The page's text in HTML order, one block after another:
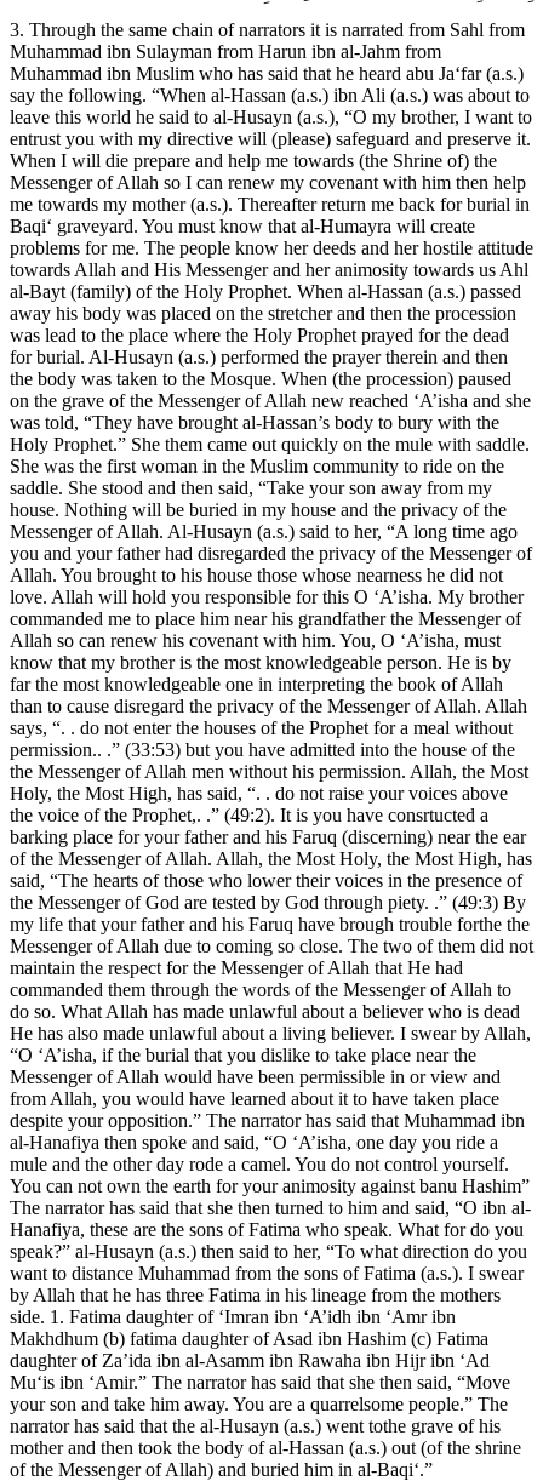
3. Through the same chain of narrators it is narrated from Sahl from
Muhammad ibn Sulayman from Harun ibn al-Jahm from
Muhammad ibn Muslim who has said that he heard abu Ja‘far (a.s.)
say the following. “When al-Hassan (a.s.) ibn Ali (a.s.) was about to
leave this world he said to al-Husayn (a.s.), “O my brother, I want to
entrust you with my directive will (please) safeguard and preserve it.
When I will die prepare and help me towards (the Shrine of) the
Messenger of Allah so I can renew my covenant with him then help
me towards my mother (a.s.). Thereafter return me back for burial in
Baqi‘ graveyard. You must know that al-Humayra will create
problems for me. The people know her deeds and her hostile attitude
towards Allah and His Messenger and her animosity towards us Ahl
al-Bayt (family) of the Holy Prophet. When al-Hassan (a.s.) passed
away his body was placed on the stretcher and then the procession
was lead to the place where the Holy Prophet prayed for the dead
for burial. Al-Husayn (a.s.) performed the prayer therein and then
the body was taken to the Mosque. When (the procession) paused
on the grave of the Messenger of Allah new reached ‘A’isha and she
was told, “They have brought al-Hassan’s body to bury with the
Holy Prophet.” She them came out quickly on the mule with saddle.
She was the first woman in the Muslim community to ride on the
saddle. She stood and then said, “Take your son away from my
house. Nothing will be buried in my house and the privacy of the
Messenger of Allah. Al-Husayn (a.s.) said to her, “A long time ago
you and your father had disregarded the privacy of the Messenger of
Allah. You brought to his house those whose nearness he did not
love. Allah will hold you responsible for this O ‘A’isha. My brother
commanded me to place him near his grandfather the Messenger of
Allah so can renew his covenant with him. You, O ‘A’isha, must
know that my brother is the most knowledgeable person. He is by
far the most knowledgeable one in interpreting the book of Allah
than to cause disregard the privacy of the Messenger of Allah. Allah
says, “. . do not enter the houses of the Prophet for a meal without
permission.. .” (33:53) but you have admitted into the house of the
the Messenger of Allah men without his permission. Allah, the Most
Holy, the Most High, has said, “. . do not raise your voices above
the voice of the Prophet,. .” (49:2). It is you have consrtucted a
barking place for your father and his Faruq (discerning) near the ear
of the Messenger of Allah. Allah, the Most Holy, the Most High, has
said, “The hearts of those who lower their voices in the presence of
the Messenger of God are tested by God through piety. .” (49:3) By
my life that your father and his Faruq have brough trouble forthe the
Messenger of Allah due to coming so close. The two of them did not
maintain the respect for the Messenger of Allah that He had
commanded them through the words of the Messenger of Allah to
do so. What Allah has made unlawful about a believer who is dead
He has also made unlawful about a living believer. I swear by Allah,
“O ‘A’isha, if the burial that you dislike to take place near the
Messenger of Allah would have been permissible in or view and
from Allah, you would have learned about it to have taken place
despite your opposition.” The narrator has said that Muhammad ibn
al-Hanafiya then spoke and said, “O ‘A’isha, one day you ride a
mule and the other day rode a camel. You do not control yourself.
You can not own the earth for your animosity against banu Hashim”
The narrator has said that she then turned to him and said, “O ibn al-
Hanafiya, these are the sons of Fatima who speak. What for do you
speak?” al-Husayn (a.s.) then said to her, “To what direction do you
want to distance Muhammad from the sons of Fatima (a.s.). I swear
by Allah that he has three Fatima in his lineage from the mothers
side. 1. Fatima daughter of ‘Imran ibn ‘A’idh ibn ‘Amr ibn
Makhdhum (b) fatima daughter of Asad ibn Hashim (c) Fatima
daughter of Za’ida ibn al-Asamm ibn Rawaha ibn Hijr ibn ‘Ad
Mu‘is ibn ‘Amir.” The narrator has said that she then said, “Move
your son and take him away. You are a quarrelsome people.” The
narrator has said that the al-Husayn (a.s.) went tothe grave of his
mother and then took the body of al-Hassan (a.s.) out (of the shrine
of the Messenger of Allah) and buried him in al-Baqi‘.”